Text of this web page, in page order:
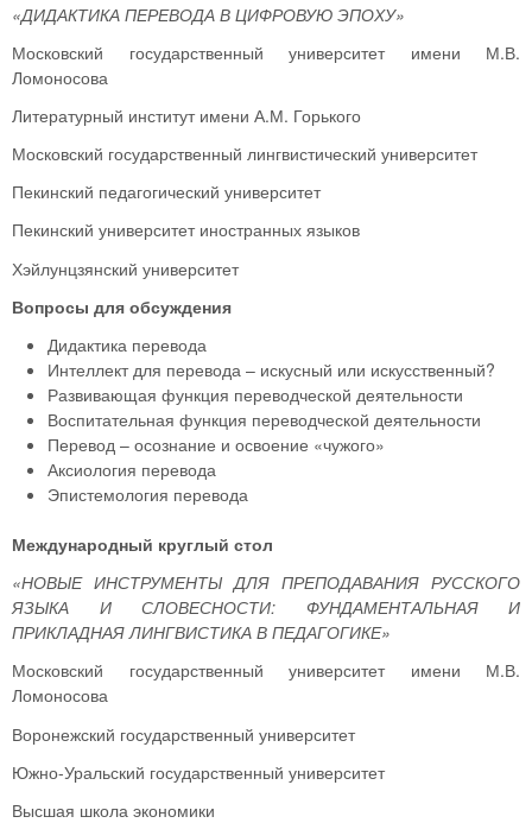
«ДИДАКТИКА ПЕРЕВОДА В ЦИФРОВУЮ ЭПОХУ»
Московский государственный университет имени М.В.
Ломоносова
Литературный институт имени А.М. Горького
Московский государственный лингвистический университет
Пекинский педагогический университет
Пекинский университет иностранных языков
Хэйлунцзянский университет
Вопросы для обсуждения
Дидактика перевода
Интеллект для перевода – искусный или искусственный?
Развивающая функция переводческой деятельности
Воспитательная функция переводческой деятельности
Перевод – осознание и освоение «чужого»
Аксиология перевода
Эпистемология перевода
Международный круглый стол
«НОВЫЕ ИНСТРУМЕНТЫ ДЛЯ ПРЕПОДАВАНИЯ РУССКОГО
ЯЗЫКА И СЛОВЕСНОСТИ: ФУНДАМЕНТАЛЬНАЯ И
ПРИКЛАДНАЯ ЛИНГВИСТИКА В ПЕДАГОГИКЕ»
Московский государственный университет имени М.В.
Ломоносова
Воронежский государственный университет
Южно-Уральский государственный университет
Высшая школа экономики